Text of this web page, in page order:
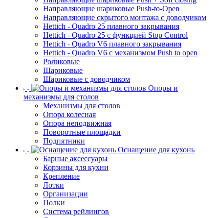
Направляющие шариковые Push-to-Open
Направляющие скрытого монтажа с доводчиком
Hettich - Quadro 25 плавного закрывания
Hettich - Quadro 25 с функцией Stop Control
Hettich - Quadro V6 плавного закрывания
Hettich - Quadro V6 с механизмом Push to open
Роликовые
Шариковые
Шариковые с доводчиком
Опоры и
механизмы для столов
Механизмы для столов
Опора колесная
Опора неподвижная
Поворотные площадки
Подпятники
Оснащение для кухонь
Барные аксессуары
Корзины для кухни
Крепление
Лотки
Организации
Полки
Система рейлингов